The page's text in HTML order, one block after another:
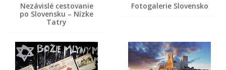
Nezávislé cestovanie
po Slovensku – Nízke
Tatry
Fotogalerie Slovensko